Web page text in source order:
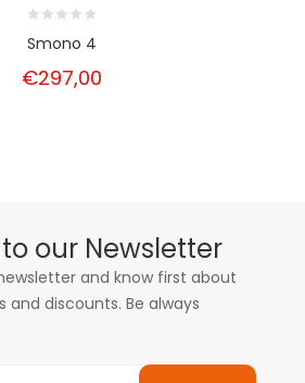
Smono 4
€297,00
our Newsletter
and know first about
discounts. Be always